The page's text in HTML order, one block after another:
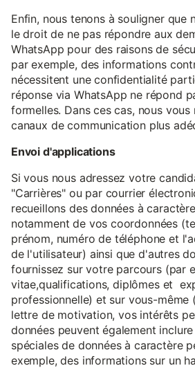
Enfin, nous tenons à souligner que
le droit de ne pas répondre aux
WhatsApp pour des raisons de
par exemple, des informations
nécessitent une confidentialité
réponse via WhatsApp ne répond
formelles. Dans ces cas, nous vous
canaux de communication plus
Envoi d'applications
Si vous nous adressez votre
"Carrières" ou par courrier
recueillons des données à
notamment de vos coordonnées
prénom, numéro de téléphone et
de l'utilisateur) ainsi que d'autres
fournissez sur votre parcours (par
vitae,qualifications, diplômes et
professionnelle) et sur vous-même
lettre de motivation, vos intérêts
données peuvent également
spéciales de données à caractère
exemple, des informations sur un